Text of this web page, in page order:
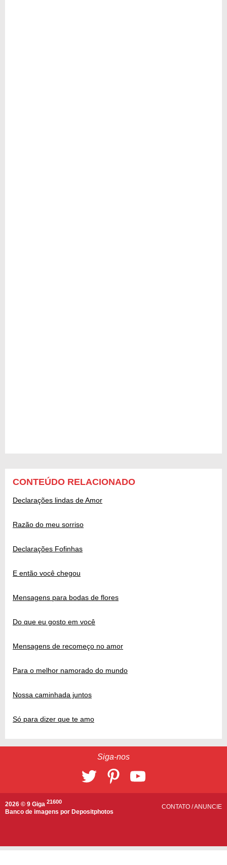
CONTEÚDO RELACIONADO
Declarações lindas de Amor
Razão do meu sorriso
Declarações Fofinhas
E então você chegou
Mensagens para bodas de flores
Do que eu gosto em você
Mensagens de recomeço no amor
Para o melhor namorado do mundo
Nossa caminhada juntos
Só para dizer que te amo
Siga-nos
2026 © 9 Giga 21600
Banco de imagens por Depositphotos
CONTATO /ANUNCIE